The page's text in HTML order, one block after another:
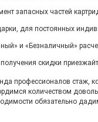
запасных частей
для постоянных
и «Безналичный»
скидки
профессионалов стаж,
количеством
обязательно